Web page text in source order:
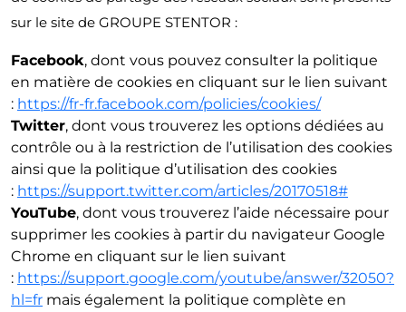
sur le site de GROUPE STENTOR :
Facebook, dont vous pouvez consulter la politique
en matière de cookies en cliquant sur le lien suivant
: https://fr-fr.facebook.com/policies/cookies/
Twitter, dont vous trouverez les options dédiées au
contrôle ou à la restriction de l’utilisation des cookies
ainsi que la politique d’utilisation des cookies
: https://support.twitter.com/articles/20170518#
YouTube, dont vous trouverez l’aide nécessaire pour
supprimer les cookies à partir du navigateur Google
Chrome en cliquant sur le lien suivant
: https://support.google.com/youtube/answer/32050?
hl=fr mais également la politique complète en